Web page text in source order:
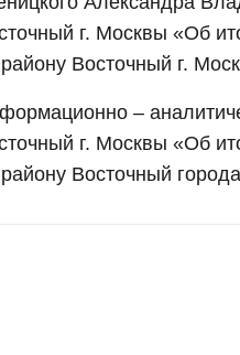
г. Москвы «Об
Восточный г.
–
г. Москвы «Об
Восточный